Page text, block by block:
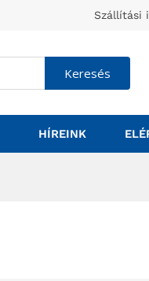
Szállítási
Keresés
HÍREINK